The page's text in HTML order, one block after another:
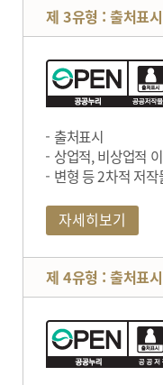
제 3유형 : 출처표
출처표시
상업적, 비상업적
변형 등 2차적 저작
자세히보기
제 4유형 : 출처표